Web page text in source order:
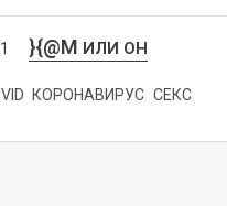
}{@M ИЛИ ОН
КОРОНАВИРУС СЕКС